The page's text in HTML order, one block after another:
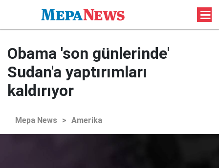
Obama 'son günlerinde'
Sudan'a yaptırımları
kaldırıyor
Mepa News > Amerika